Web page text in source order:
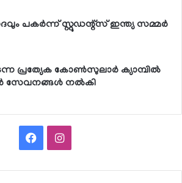
പകര്‍ന്ന് സ്റ്റുഡന്റ്‌സ് ഇന്ത്യ സമ്മര്‍
പ്രത്യേക കോണ്‍സുലാര്‍ ക്യാമ്പില്‍
സേവനങ്ങള്‍ നല്‍കി
FacebookInstagram